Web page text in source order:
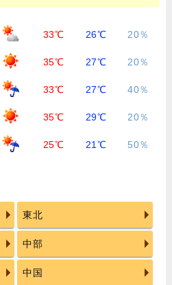
33℃ 26℃ 20％
35℃ 27℃ 20％
33℃ 27℃ 40％
35℃ 29℃ 20％
25℃ 21℃ 50％
東北
中部
中国